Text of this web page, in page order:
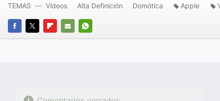
FACEBOOK
TWITTERFLIPBOARD
E-
WHATSAPP
TEMAS Vídeos Alta Definición Domótica Apple